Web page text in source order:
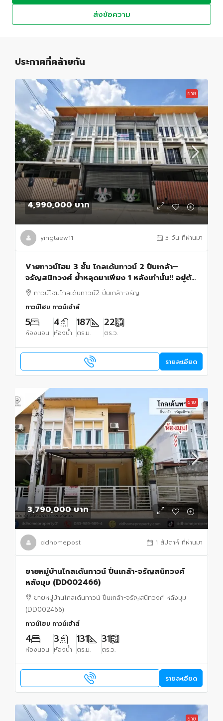
ส่งข้อความ
ประกาศที่คล้ายกัน
ขาย
4,990,000 บาท
yingtaew11 3 วัน ที่ผ่านมา
Vายทาวน์โฮม 3 ชั้น โกลเด้นทาวน์ 2 ปิ่นเกล้า–
จรัญสนิทวงศ์ ย้ำหลุดมาเพียง 1 หลังเท่านั้น!! อยู่ต้น
โครงการ เข้า-ออกสะดวก ตกแต่ง สไตล์มินิมอล
ทาวน์โฮมโกลเด้นทาวน์2 ปิ่นเกล้า-จรัญ
ทาวน์โฮม ทาวน์เฮ้าส์
5
ห้องนอน
4
ห้องน้ำ
187
ตร.ม.
22
ตร.ว.
รายละเอียด
ขาย
3,790,000 บาท
ddhomepost 1 สัปดาห์ ที่ผ่านมา
ขายหมู่บ้านโกลเด้นทาวน์ ปิ่นเกล้า-จรัญสนิทวงศ์
หลังมุม (DD002466)
ขายหมู่บ้านโกลเด้นทาวน์ ปิ่นเกล้า-จรัญสนิทวงศ์ หลังมุม
(DD002466)
ทาวน์โฮม ทาวน์เฮ้าส์
4
ห้องนอน
3
ห้องน้ำ
131
ตร.ม.
31
ตร.ว.
รายละเอียด
ขาย